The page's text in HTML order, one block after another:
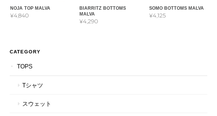
NOJA TOP MALVA
¥4,840
BIARRITZ BOTTOMS
MALVA
¥4,290
SOMO BOTTOMS MALVA
¥4,125
CATEGORY
TOPS
Tシャツ
スウェット